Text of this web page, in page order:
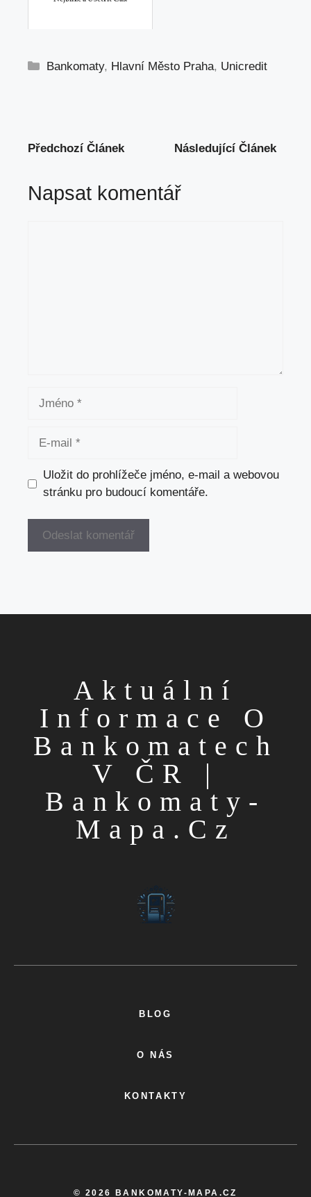
Rubriky
Bankomaty, Hlavní Město Praha, Unicredit
Předchozí Článek Následující Článek
Napsat komentář
Jméno
Uložit do prohlížeče jméno, e-mail a webovou
stránku pro budoucí komentáře.
Aktuální
Informace O
Bankomatech
V ČR |
Bankomaty-
Mapa.cz
BLOG
O NÁS
KONTAKTY
© 2026 BANKOMATY-MAPA.CZ